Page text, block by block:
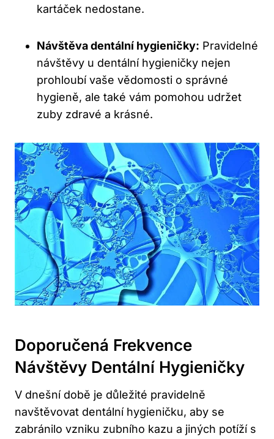
kartáček nedostane.
Návštěva dentální hygieničky: Pravidelné
návštěvy u dentální hygieničky nejen
prohloubí vaše vědomosti o správné
hygieně, ale také vám pomohou udržet
zuby zdravé a krásné.
Doporučená Frekvence
Návštěvy Dentální Hygieničky
V dnešní době je důležité pravidelně
navštěvovat dentální hygieničku, aby se
zabránilo vzniku zubního kazu a jiných potíží s